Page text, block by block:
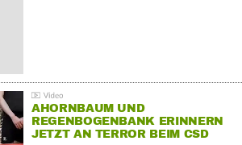
AHORNBAUM UND
REGENBOGENBANK ERINNERN
JETZT AN TERROR BEIM CSD